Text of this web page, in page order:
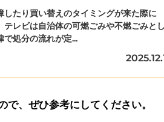
たり買い替えのタイミングが来た際に
レビは自治体の可燃ごみや不燃ごみと
処分の流れが定...
、ぜひ参考にしてください。